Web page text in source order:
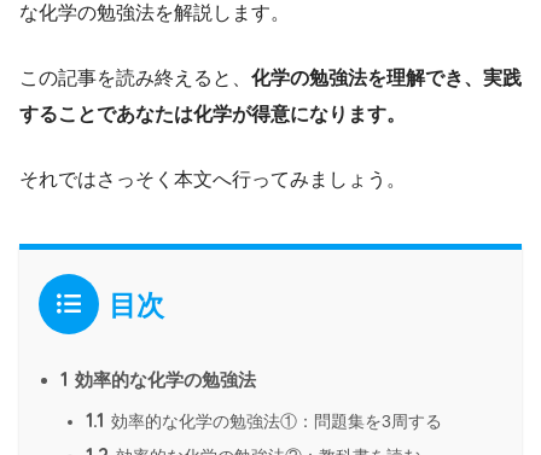
な化学の勉強法を解説します。
この記事を読み終えると、 化学の勉強法を理解でき、実践
することであなたは化学が得意になります。
それではさっそく本文へ行ってみましょう。
目次
1 効率的な化学の勉強法
1.1 効率的な化学の勉強法①：問題集を3周する